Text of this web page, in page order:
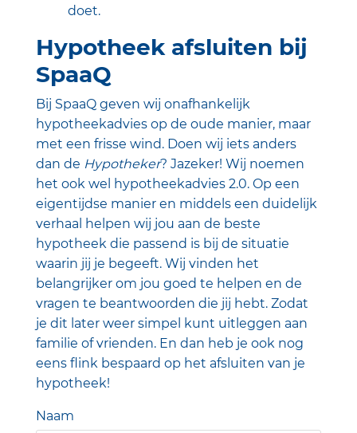
doet.
Hypotheek afsluiten bij
SpaaQ
Bij SpaaQ geven wij onafhankelijk
hypotheekadvies op de oude manier, maar
met een frisse wind. Doen wij iets anders
dan de Hypotheker? Jazeker! Wij noemen
het ook wel hypotheekadvies 2.0. Op een
eigentijdse manier en middels een duidelijk
verhaal helpen wij jou aan de beste
hypotheek die passend is bij de situatie
waarin jij je begeeft. Wij vinden het
belangrijker om jou goed te helpen en de
vragen te beantwoorden die jij hebt. Zodat
je dit later weer simpel kunt uitleggen aan
familie of vrienden. En dan heb je ook nog
eens flink bespaard op het afsluiten van je
hypotheek!
Naam